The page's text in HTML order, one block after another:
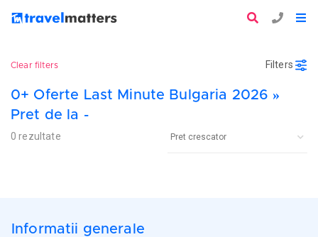
Clear filters Filters
0+ Oferte Last Minute Bulgaria 2026 »
Pret de la -
0 rezultate
Informatii generale